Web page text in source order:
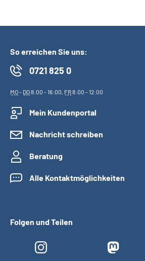
So erreichen Sie uns:
0721 825 0
MO- DO8:00 - 16:00, FR8:00 - 12:00
Mein Kundenportal
Nachricht schreiben
Beratung
Alle Kontaktmöglichkeiten
Folgen und Teilen